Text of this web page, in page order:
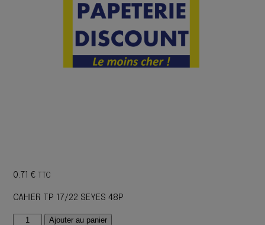
0.71€ TTC
CAHIER TP 17/22 SEYES 48P
quantité Ajouter au panier